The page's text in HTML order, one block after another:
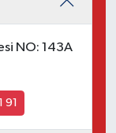
NO: 143A
91